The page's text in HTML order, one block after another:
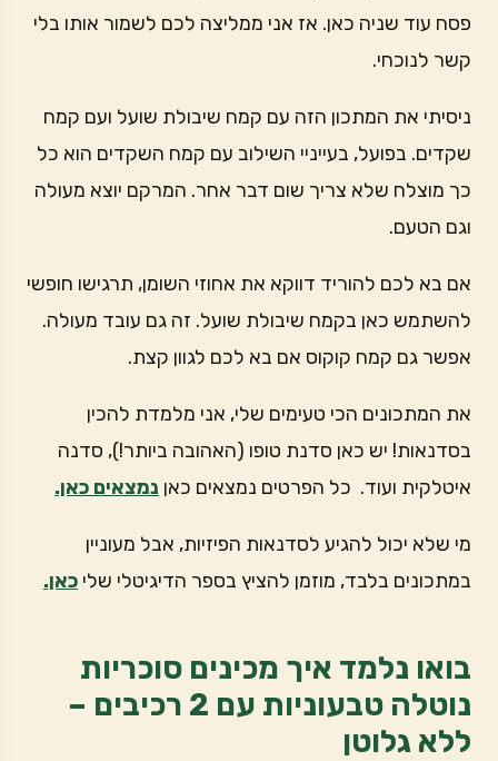
פסח עוד שניה כאן. אז אני ממליצה לכם לשמור אותו בלי
קשר לנוכחי.
ניסיתי את המתכון הזה עם קמח שיבולת שועל ועם קמח
שקדים. בפועל, בעייניי השילוב עם קמח השקדים הוא כל
כך מוצלח שלא צריך שום דבר אחר. המרקם יוצא מעולה
וגם הטעם.
אם בא לכם להוריד דווקא את אחוזי השומן, תרגישו חופשי
להשתמש כאן בקמח שיבולת שועל. זה גם עובד מעולה.
אפשר גם קמח קוקוס אם בא לכם לגוון קצת.
את המתכונים הכי טעימים שלי, אני מלמדת להכין
בסדנאות! יש כאן סדנת טופו (האהובה ביותר!), סדנה
איטלקית ועוד. כל הפרטים נמצאים כאן נמצאים כאן.
מי שלא יכול להגיע לסדנאות הפיזיות, אבל מעוניין
במתכונים בלבד, מוזמן להציץ בספר הדיגיטלי שלי כאן.
בואו נלמד איך מכינים סוכריות
נוטלה טבעוניות עם 2 רכיבים –
ללא גלוטן